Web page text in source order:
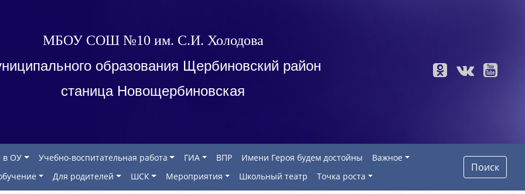
МБОУ СОШ №10 им. С.И. Холодова
образования Щербиновский район
станица Новощербиновская
в ОУ Учебно-воспитательная работа ГИА ВПР Имени Героя будем достойны
Важное
Для родителей ШСК Мероприятия Школьный театр Точка роста
Поиск